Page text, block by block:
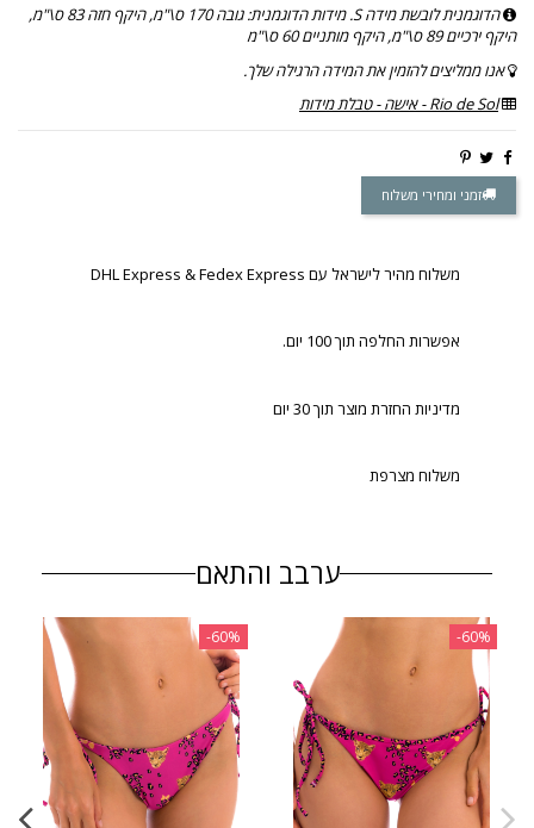
הדוגמנית לובשת מידה S. מידות הדוגמנית: גובה 170 ס\"מ, היקף חזה 83 ס\"מ,
היקף ירכיים 89 ס\"מ, היקף מותניים 60 ס\"מ
אנו ממליצים להזמין את המידה הרגילה שלך.
Rio de Sol - אישה - טבלת מידות
זמני ומחירי משלוח
משלוח מהיר לישראל עם DHL Express & Fedex Express
אפשרות החלפה תוך 100 יום.
מדיניות החזרת מוצר תוך 30 יום
משלוח מצרפת
ערבב והתאם
‎-60%
‎-60%